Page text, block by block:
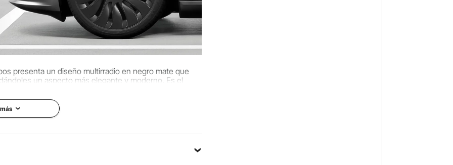
/ φ525 x 85 mm
presenta un diseño multirradio en negro mate que
un aspecto más elegante y moderno. Es el